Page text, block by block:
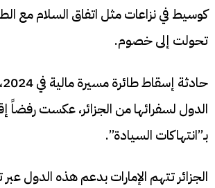
تحولت إلى خصوم.
الدول لسفرائها من الجزائر، عكست رفضاً
بـ”انتهاكات السيادة”.
الجزائر تتهم الإمارات بدعم هذه الدول